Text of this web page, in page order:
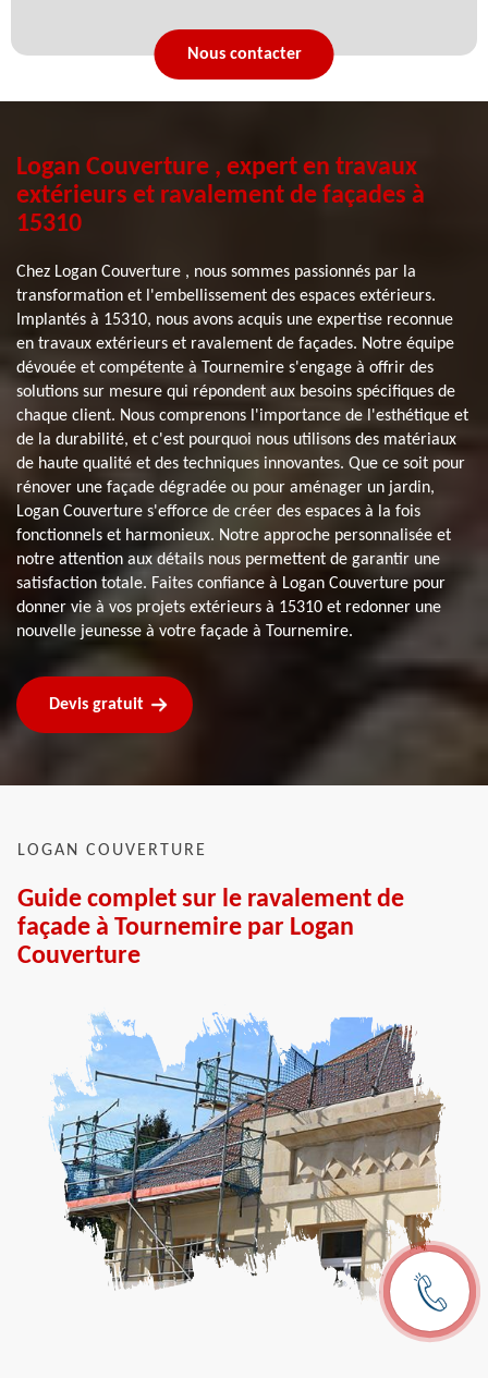
Nous contacter
Logan Couverture , expert en travaux
extérieurs et ravalement de façades à
15310
Chez Logan Couverture , nous sommes passionnés par la
transformation et l'embellissement des espaces extérieurs.
Implantés à 15310, nous avons acquis une expertise reconnue
en travaux extérieurs et ravalement de façades. Notre équipe
dévouée et compétente à Tournemire s'engage à offrir des
solutions sur mesure qui répondent aux besoins spécifiques de
chaque client. Nous comprenons l'importance de l'esthétique et
de la durabilité, et c'est pourquoi nous utilisons des matériaux
de haute qualité et des techniques innovantes. Que ce soit pour
rénover une façade dégradée ou pour aménager un jardin,
Logan Couverture s'efforce de créer des espaces à la fois
fonctionnels et harmonieux. Notre approche personnalisée et
notre attention aux détails nous permettent de garantir une
satisfaction totale. Faites confiance à Logan Couverture pour
donner vie à vos projets extérieurs à 15310 et redonner une
nouvelle jeunesse à votre façade à Tournemire.
Devis gratuit
LOGAN COUVERTURE
Guide complet sur le ravalement de
façade à Tournemire par Logan
Couverture